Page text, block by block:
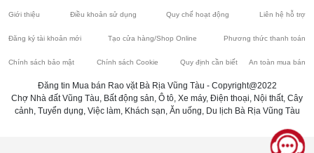
Giới thiệu Điều khoản sử dụng Quy chế hoạt động Liên hệ hỗ trợ
Đăng ký tài khoản mới Tạo cửa hàng/Shop Online Phương thức thanh toán
Chính sách bảo mật Chính sách Cookie Quy định cần biết An toàn mua bán
Đăng tin Mua bán Rao vặt Bà Rịa Vũng Tàu - Copyright@2022
Chợ Nhà đất Vũng Tàu, Bất động sản, Ô tô, Xe máy, Điện thoại, Nội thất, Cây
cảnh, Tuyển dụng, Việc làm, Khách sạn, Ăn uống, Du lịch Bà Rịa Vũng Tàu